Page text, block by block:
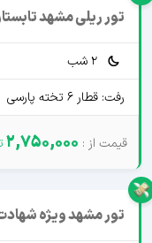
تور ریلی مشهد تابستان
2 شب
رفت: قطار 6 تخته پارسی
2,750,000
تور مشهد ویژه شهادت